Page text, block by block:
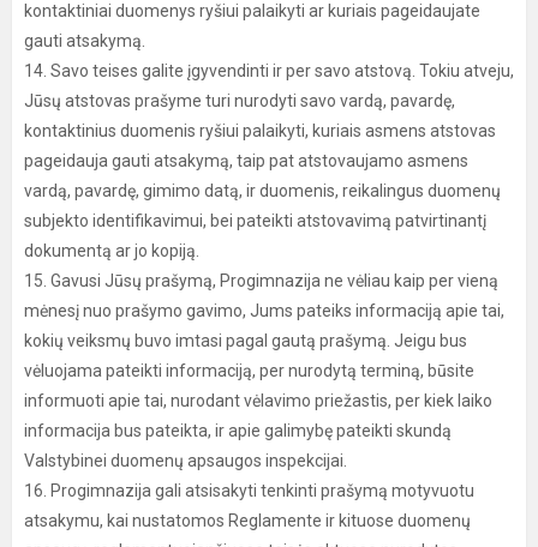
kontaktiniai duomenys ryšiui palaikyti ar kuriais pageidaujate
gauti atsakymą.
14. Savo teises galite įgyvendinti ir per savo atstovą. Tokiu atveju,
Jūsų atstovas prašyme turi nurodyti savo vardą, pavardę,
kontaktinius duomenis ryšiui palaikyti, kuriais asmens atstovas
pageidauja gauti atsakymą, taip pat atstovaujamo asmens
vardą, pavardę, gimimo datą, ir duomenis, reikalingus duomenų
subjekto identifikavimui, bei pateikti atstovavimą patvirtinantį
dokumentą ar jo kopiją.
15. Gavusi Jūsų prašymą, Progimnazija ne vėliau kaip per vieną
mėnesį nuo prašymo gavimo, Jums pateiks informaciją apie tai,
kokių veiksmų buvo imtasi pagal gautą prašymą. Jeigu bus
vėluojama pateikti informaciją, per nurodytą terminą, būsite
informuoti apie tai, nurodant vėlavimo priežastis, per kiek laiko
informacija bus pateikta, ir apie galimybę pateikti skundą
Valstybinei duomenų apsaugos inspekcijai.
16. Progimnazija gali atsisakyti tenkinti prašymą motyvuotu
atsakymu, kai nustatomos Reglamente ir kituose duomenų